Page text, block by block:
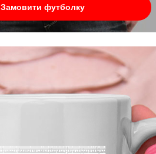
Замовити футболку